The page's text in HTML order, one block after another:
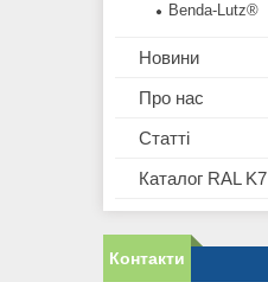
Benda-Lutz®
Новини
Про нас
Статті
Каталог RAL K7
Контакти